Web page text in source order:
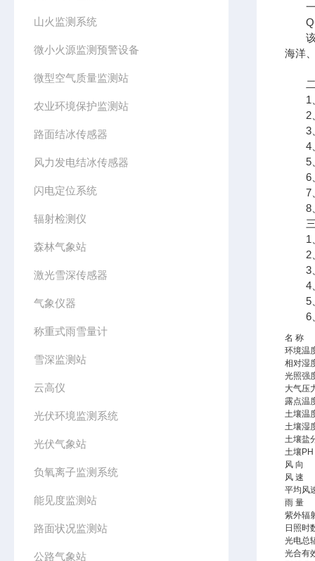
山火监测系统
微小火源监测预警设备
微型空气质量监测站
农业环境保护监测站
路面结冰传感器
风力发电结冰传感器
闪电定位系统
辐射检测仪
森林气象站
激光雪深传感器
气象仪器
称重式雨雪量计
雪深监测站
云高仪
光伏环境监测系统
光伏气象站
负氧离子监测系统
能见度监测站
路面状况监测站
公路气象站
一
该设
海洋
二
1、
2、
3、
4、
5、
6、
7、
8、
三
1、
2、
3、
4、
5、
6、
名 称
环境温
相对湿
光照强
大气压
露点温
土壤温
土壤湿
土壤盐
土壤PH
风 向
风 速
平均风
雨 量
紫外辐
日照时
光电总
光合有